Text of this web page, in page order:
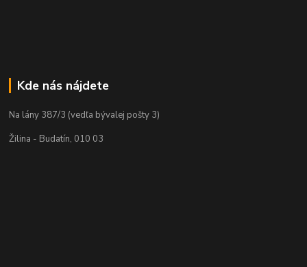
Kde nás nájdete
Na lány 387/3 (vedľa bývalej pošty 3)
Žilina - Budatín, 010 03